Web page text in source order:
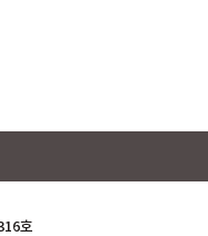
호